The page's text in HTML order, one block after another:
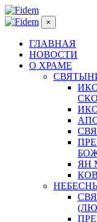
×
ГЛАВНАЯ
НОВОСТИ
О ХРАМЕ
ЯН